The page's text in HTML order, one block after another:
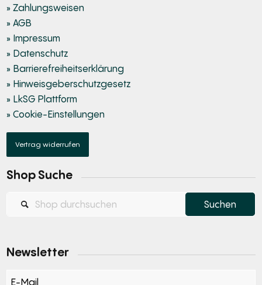
» Zahlungsweisen
» AGB
» Impressum
» Datenschutz
» Barrierefreiheitserklärung
» Hinweisgeberschutzgesetz
» LkSG Plattform
» Cookie-Einstellungen
Vertrag widerrufen
Shop Suche
Newsletter
Section